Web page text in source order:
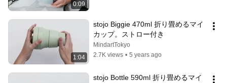
0:09
1:04
stojo Biggie 470ml 折り畳めるマイ
カップ。ストロー付き
MindartTokyo
2.7K views • 5 years ago
stojo Bottle 590ml 折り畳めるマイ